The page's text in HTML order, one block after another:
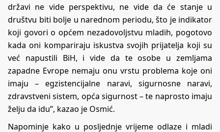
državi ne vide perspektivu, ne vide da će stanje u
društvu biti bolje u narednom periodu, što je indikator
koji govori o općem nezadovoljstvu mladih, pogotovo
kada oni kompariraju iskustva svojih prijatelja koji su
već napustili BiH, i vide da te osobe u zemljama
zapadne Evrope nemaju onu vrstu problema koje oni
imaju – egzistencijalne naravi, sigurnosne naravi,
zdravstveni sistem, opća sigurnost – te naprosto imaju
želju da idu”, kazao je Osmić.
Napominje kako u posljednje vrijeme odlaze i mladi